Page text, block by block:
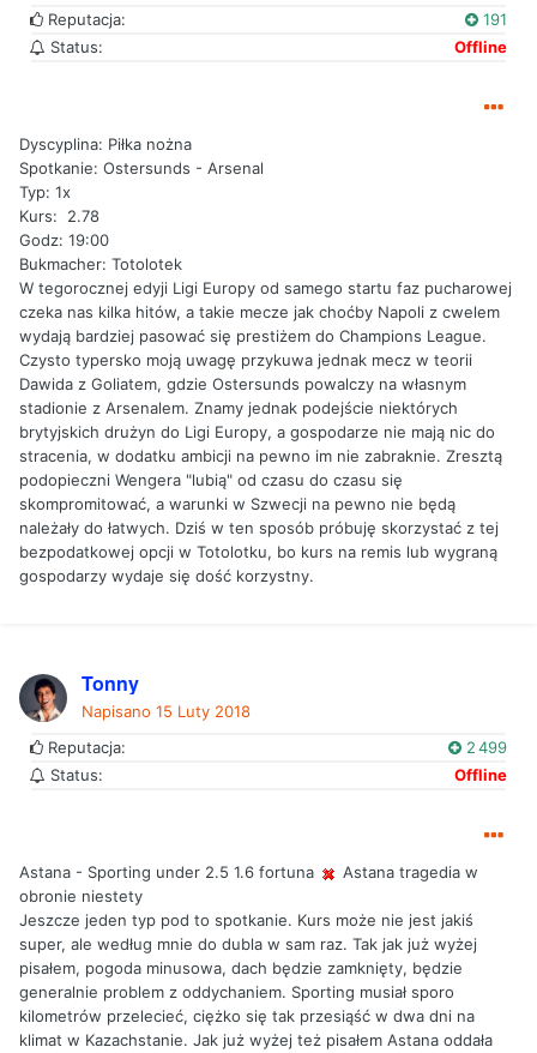
Reputacja:
191
Status:
Offline
Dyscyplina: Piłka nożna
Spotkanie: Ostersunds - Arsenal
Typ: 1x
Kurs: 2.78
Godz: 19:00
Bukmacher: Totolotek
W tegorocznej edyji Ligi Europy od samego startu faz pucharowej
czeka nas kilka hitów, a takie mecze jak choćby Napoli z cwelem
wydają bardziej pasować się prestiżem do Champions League.
Czysto typersko moją uwagę przykuwa jednak mecz w teorii
Dawida z Goliatem, gdzie Ostersunds powalczy na własnym
stadionie z Arsenalem. Znamy jednak podejście niektórych
brytyjskich drużyn do Ligi Europy, a gospodarze nie mają nic do
stracenia, w dodatku ambicji na pewno im nie zabraknie. Zresztą
podopieczni Wengera "lubią" od czasu do czasu się
skompromitować, a warunki w Szwecji na pewno nie będą
należały do łatwych. Dziś w ten sposób próbuję skorzystać z tej
bezpodatkowej opcji w Totolotku, bo kurs na remis lub wygraną
gospodarzy wydaje się dość korzystny.
Tonny
Napisano 15 Luty 2018
Reputacja:
2 499
Status:
Offline
Astana - Sporting under 2.5 1.6 fortuna
Astana tragedia w
obronie niestety
Jeszcze jeden typ pod to spotkanie. Kurs może nie jest jakiś
super, ale według mnie do dubla w sam raz. Tak jak już wyżej
pisałem, pogoda minusowa, dach będzie zamknięty, będzie
generalnie problem z oddychaniem. Sporting musiał sporo
kilometrów przelecieć, ciężko się tak przesiąść w dwa dni na
klimat w Kazachstanie. Jak już wyżej też pisałem Astana oddała